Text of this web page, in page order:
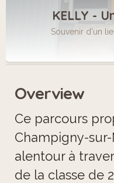
KELLY -
Souvenir d'un
Overview
Ce parcours
Champigny-
alentour à
de la classe de